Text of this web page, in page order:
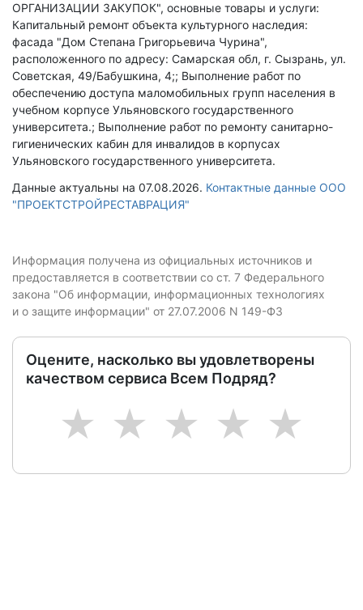
ОРГАНИЗАЦИИ ЗАКУПОК", основные товары и услуги:
Капитальный ремонт объекта культурного наследия:
фасада "Дом Степана Григорьевича Чурина",
расположенного по адресу: Самарская обл, г. Сызрань, ул.
Советская, 49/Бабушкина, 4;; Выполнение работ по
обеспечению доступа маломобильных групп населения в
учебном корпусе Ульяновского государственного
университета.; Выполнение работ по ремонту санитарно-
гигиенических кабин для инвалидов в корпусах
Ульяновского государственного университета.
Данные актуальны на 07.08.2026. Контактные данные ООО
"ПРОЕКТСТРОЙРЕСТАВРАЦИЯ"
Информация получена из официальных источников и
предоставляется в соответствии со ст. 7 Федерального
закона "Об информации, информационных технологиях
и о защите информации" от 27.07.2006 N 149-ФЗ
Оцените, насколько вы удовлетворены
качеством сервиса Всем Подряд?
5
4
3
2
1